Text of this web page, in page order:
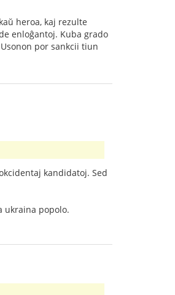
heroa, kaj rezulte
enloĝantoj. Kuba grado
por sankcii tiun
kandidatoj. Sed
ukraina popolo.